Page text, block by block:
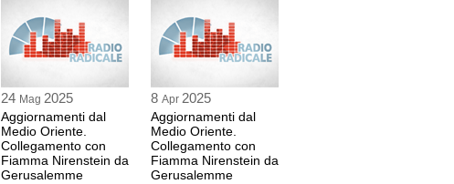
24 Mag 2025
Aggiornamenti dal
Medio Oriente.
Collegamento con
Fiamma Nirenstein da
Gerusalemme
8 Apr 2025
Aggiornamenti dal
Medio Oriente.
Collegamento con
Fiamma Nirenstein da
Gerusalemme